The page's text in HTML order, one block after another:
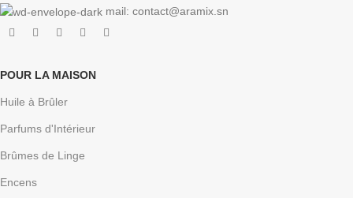
mail: contact@aramix.sn
POUR LA MAISON
Huile à Brûler
Parfums d'Intérieur
Brûmes de Linge
Encens